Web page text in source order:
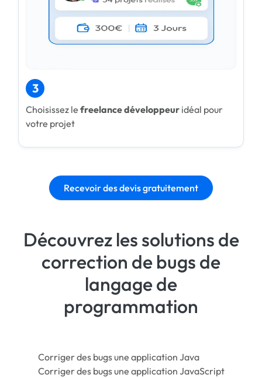
3
Choisissez le freelance développeur idéal pour
votre projet
Recevoir des devis gratuitement
Découvrez les solutions de
correction de bugs de
langage de
programmation
Corriger des bugs une application Java
Corriger des bugs une application JavaScript